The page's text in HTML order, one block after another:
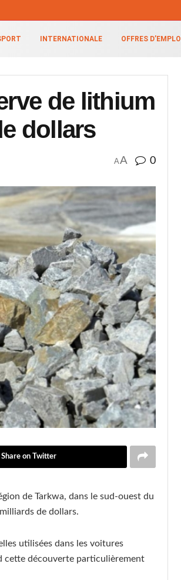
INTERNATIONALE OFFRES D’EMPLOI
de lithium
dollars
AA 0
Share on Twitter
de Tarkwa, dans le sud-ouest du
de dollars.
utilisées dans les voitures
cette découverte particulièrement